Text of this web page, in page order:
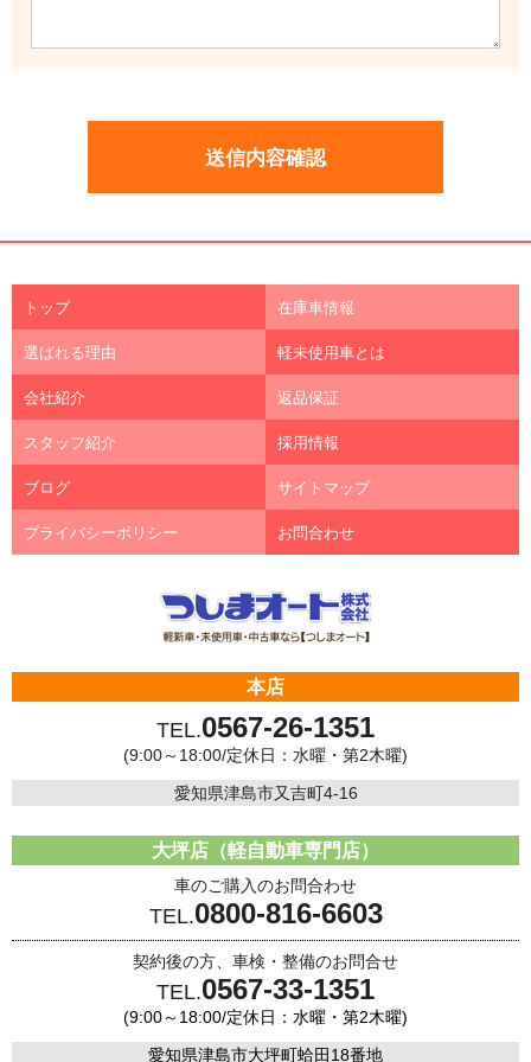
トップ 在庫車情報
選ばれる理由 軽未使用車とは
会社紹介 返品保証
スタッフ紹介 採用情報
ブログ サイトマップ
プライバシーポリシー お問合わせ
本店
TEL.0567-26-1351
(9:00～18:00/定休日：水曜・第2木曜)
愛知県津島市又吉町4-16
大坪店（軽自動車専門店）
車のご購入のお問合わせ
TEL.0800-816-6603
契約後の方、車検・整備のお問合せ
TEL.0567-33-1351
(9:00～18:00/定休日：水曜・第2木曜)
愛知県津島市大坪町蛤田18番地